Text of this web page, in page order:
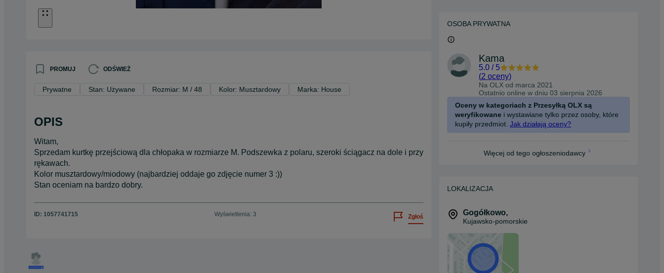
PROMUJ ODŚWIEŻ
Prywatne Stan: Używane Rozmiar: M / 48 Kolor: Musztardowy Marka: House
OPIS
Witam,
Sprzedam kurtkę przejściową dla chłopaka w rozmiarze M. Podszewka z polaru, szeroki ściągacz na dole i przy
rękawach.
Kolor musztardowy/miodowy (najbardziej oddaje go zdjęcie numer 3 :))
Stan oceniam na bardzo dobry.
ID: 1057741715 Wyświetlenia: 3 Zgłoś
OSOBA PRYWATNA
Kama
5.0 / 5
(2 oceny)
Na OLX od marca 2021
Ostatnio online w dniu 03 sierpnia 2026
Oceny w kategoriach z Przesyłką OLX są
weryfikowane i wystawiane tylko przez osoby, które
kupiły przedmiot. Jak działają oceny?
Więcej od tego ogłoszeniodawcy
LOKALIZACJA
Gogółkowo,
Kujawsko-pomorskie